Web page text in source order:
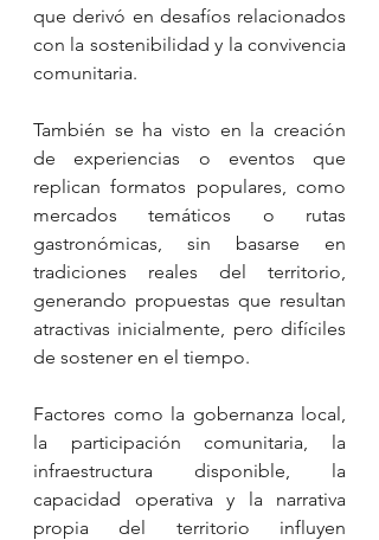
que derivó en desafíos relacionados
con la sostenibilidad y la convivencia
comunitaria.
También se ha visto en la creación
de experiencias o eventos que
replican formatos populares, como
mercados temáticos o rutas
gastronómicas, sin basarse en
tradiciones reales del territorio,
generando propuestas que resultan
atractivas inicialmente, pero difíciles
de sostener en el tiempo.
Factores como la gobernanza local,
la participación comunitaria, la
infraestructura disponible, la
capacidad operativa y la narrativa
propia del territorio influyen